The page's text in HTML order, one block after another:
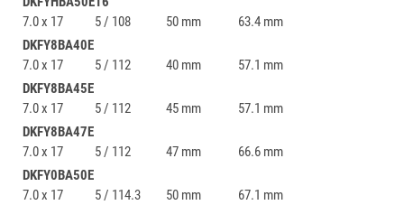
7.0 x 17
5 / 108 50 mm
63.4 mm
DKFY8BA40E
7.0 x 17
5 / 112 40 mm
57.1 mm
DKFY8BA45E
7.0 x 17
5 / 112 45 mm
57.1 mm
DKFY8BA47E
7.0 x 17
5 / 112 47 mm
66.6 mm
DKFY0BA50E
7.0 x 17
5 / 114.3 50 mm
67.1 mm